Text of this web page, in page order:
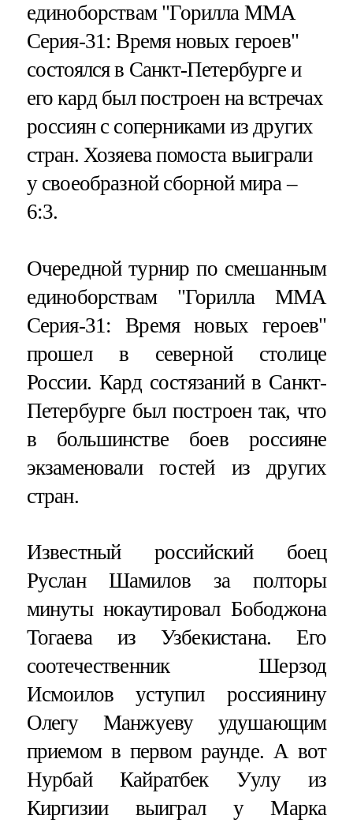
единоборствам "Горилла ММА
Серия-31: Время новых героев"
состоялся в Санкт-Петербурге и
его кард был построен на встречах
россиян с соперниками из других
стран. Хозяева помоста выиграли
у своеобразной сборной мира –
6:3.
Очередной турнир по смешанным
единоборствам "Горилла ММА
Серия-31: Время новых героев"
прошел в северной столице
России. Кард состязаний в Санкт-
Петербурге был построен так, что
в большинстве боев россияне
экзаменовали гостей из других
стран.
Известный российский боец
Руслан Шамилов за полторы
минуты нокаутировал Бободжона
Тогаева из Узбекистана. Его
соотечественник Шерзод
Исмоилов уступил россиянину
Олегу Манжуеву удушающим
приемом в первом раунде. А вот
Нурбай Кайратбек Уулу из
Киргизии выиграл у Марка